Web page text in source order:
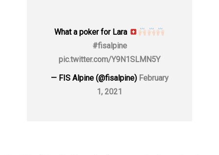
What a poker for Lara
#fisalpine
pic.twitter.com/Y9N1SLMN5Y
— FIS Alpine (@fisalpine) February
1, 2021